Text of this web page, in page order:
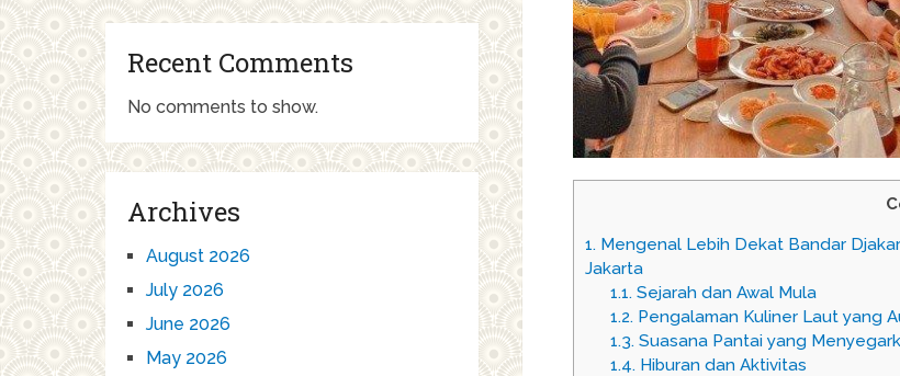
1. Mengenal Lebih Dekat Bandar
Jakarta
1.1.Sejarah dan Awal Mula
1.2.Pengalaman Kuliner Laut yang
1.3.Suasana Pantai yang
1.4.Hiburan dan Aktivitas
Recent Comments
No comments to show.
Archives
August 2026
July 2026
June 2026
May 2026